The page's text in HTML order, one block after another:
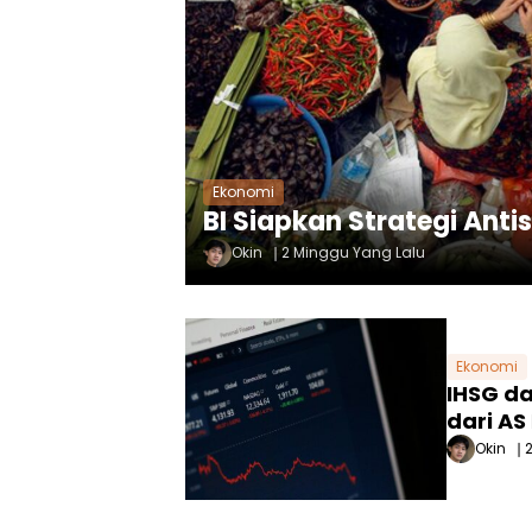
Ekonomi
BI Siapkan Strategi
Okin 2 Minggu Yang Lalu
Ekonomi
IHSG
dari
Okin